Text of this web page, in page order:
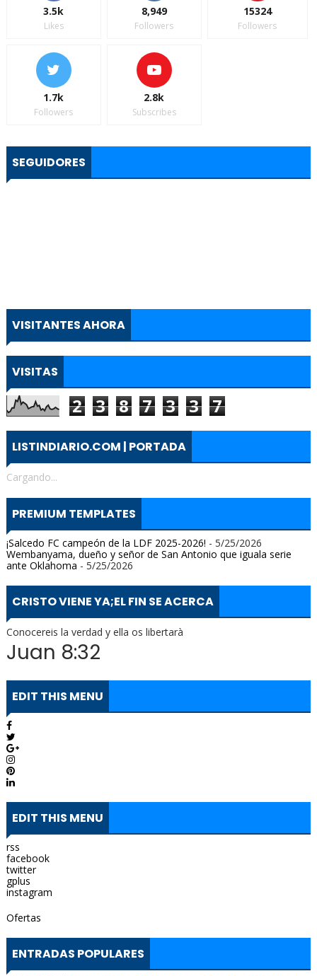
3.5k
Likes
8,949
Followers
15324
Followers
1.7k
Followers
2.8k
Subscribes
SEGUIDORES
VISITANTES AHORA
VISITAS
2 3 8 7 3 3 7
LISTINDIARIO.COM | PORTADA
Cargando...
PREMIUM TEMPLATES
¡Salcedo FC campeón de la LDF 2025-2026! - 5/25/2026
Wembanyama, dueño y señor de San Antonio que iguala serie
ante Oklahoma - 5/25/2026
CRISTO VIENE YA;EL FIN SE ACERCA
Conocereis la verdad y ella os libertarà
Juan 8:32
EDIT THIS MENU
EDIT THIS MENU
rss
facebook
twitter
gplus
instagram
Ofertas
ENTRADAS POPULARES